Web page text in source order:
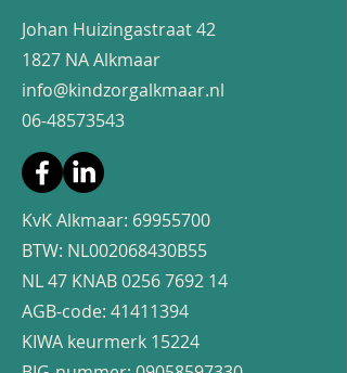
Johan Huizingastraat 42
1827 NA Alkmaar
info@kindzorgalkmaar.nl
06-48573543
KvK Alkmaar: 69955700
BTW: NL002068430B55
NL 47 KNAB0256 7692 14
AGB-code: 41411394
KIWA keurmerk 15224